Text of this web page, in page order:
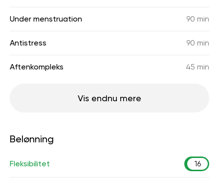
Under menstruation 90 min
Antistress 90 min
Aftenkompleks 45 min
Vis endnu mere
Belønning
Fleksibilitet 16